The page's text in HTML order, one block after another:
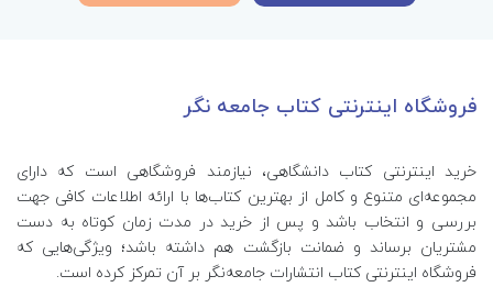
فروشگاه اینترنتی کتاب جامعه نگر
خرید اینترنتی کتاب‌ دانشگاهی، نیازمند فروشگاهی است که دارای
مجموعه‌ای متنوع و کامل از بهترین کتاب‌ها با ارائه اطلاعات کافی جهت
بررسی و انتخاب باشد و پس از خرید در مدت زمان کوتاه به دست
مشتریان برساند و ضمانت بازگشت هم داشته باشد؛ ویژگی‌هایی که
فروشگاه اینترنتی کتاب انتشارات جامعه‌نگر بر آن تمرکز کرده است.